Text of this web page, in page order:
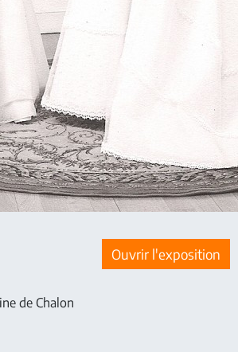
Ouvrir l'exposition
de Chalon